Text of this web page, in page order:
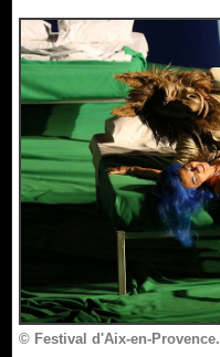
© Festival d'Aix-en-Provence.